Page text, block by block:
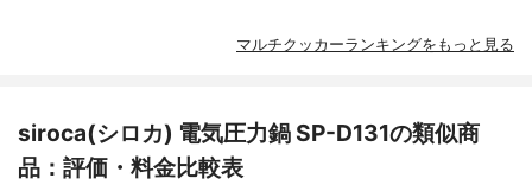
マルチクッカーランキングをもっと見る
siroca(シロカ) 電気圧力鍋 SP-D131の類似商
品：評価・料金比較表